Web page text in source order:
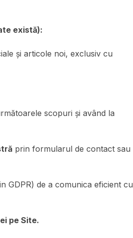
există):
și articole noi, exclusiv cu
scopuri și având la
prin formularul de contact sau
GDPR) de a comunica eficient cu
pe Site.